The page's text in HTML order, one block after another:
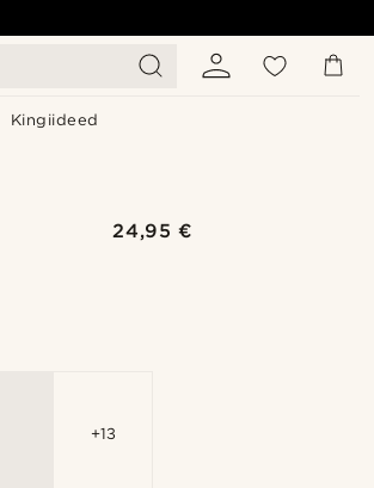
Kingiideed
24,95 €
+13